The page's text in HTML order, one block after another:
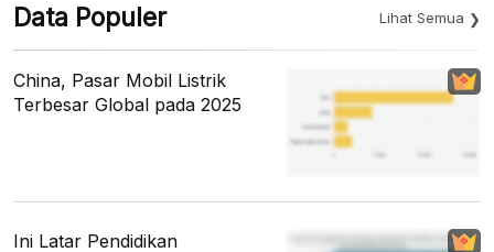
Data Populer Lihat Semua
China, Pasar Mobil Listrik
Terbesar Global pada 2025
Ini Latar Pendidikan